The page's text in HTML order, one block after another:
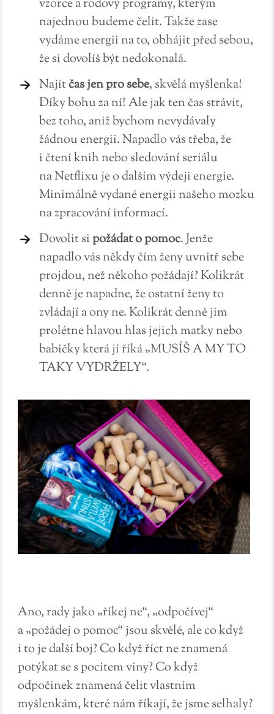
vzorce a rodový programy, kterým
najednou budeme čelit. Takže zase
vydáme energii na to, obhájit před sebou,
že si dovolíš být nedokonalá.
Najítčas jen pro sebe, skvělá myšlenka!
Díky bohu za ní! Ale jak ten čas strávit,
bez toho, aniž bychom nevydávaly
žádnou energii. Napadlo vás třeba, že
i čtení knih nebo sledování seriálu
na Netflixu je o dalším výdeji energie.
Minimálně vydané energii našeho mozku
na zpracování informací.
Dovolit sipožádat o pomoc. Jenže
napadlo vás někdy čím ženy uvnitř sebe
projdou, než někoho požádají? Kolikrát
denně je napadne, že ostatní ženy to
zvládají a ony ne. Kolikrát denně jim
prolétne hlavou hlas jejich matky nebo
babičky která jí říká „MUSÍŠ A MY TO
TAKY VYDRŽELY“.
Ano, rady jako „říkej ne“, „odpočívej“
a „požádej o pomoc“ jsou skvělé, ale co když
i to je další boj? Co když říct ne znamená
potýkat se s pocitem viny? Co když
odpočinek znamená čelit vlastním
myšlenkám, které nám říkají, že jsme selhaly?